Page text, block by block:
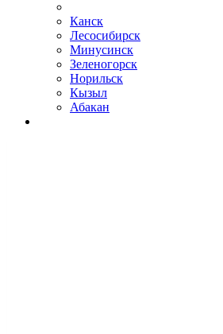
Канск
Лесосибирск
Минусинск
Зеленогорск
Норильск
Кызыл
Абакан